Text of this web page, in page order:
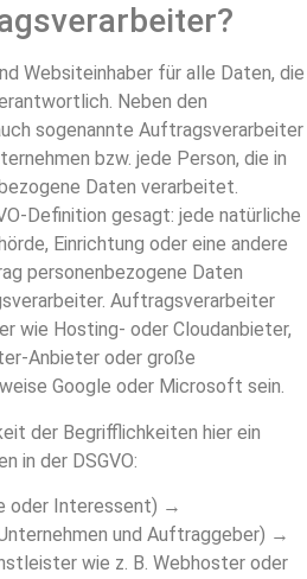
Websiteinhaber für alle Daten, die
Neben den
sogenannte Auftragsverarbeiter
bzw. jede Person, die in
Daten verarbeitet.
Definition gesagt: jede natürliche
Einrichtung oder eine andere
personenbezogene Daten
Auftragsverarbeiter
wie Hosting- oder Cloudanbieter,
Anbieter oder große
Google oder Microsoft sein.
der Begrifflichkeiten hier ein
in der DSGVO:
oder Interessent) →
und Auftraggeber) →
wie z. B. Webhoster oder